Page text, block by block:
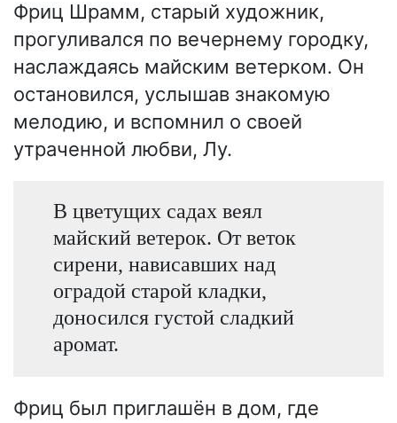
Фриц Шрамм, старый художник,
прогуливался по вечернему городку,
наслаждаясь майским ветерком. Он
остановился, услышав знакомую
мелодию, и вспомнил о своей
утраченной любви, Лу.
В цветущих садах веял
майский ветерок. От веток
сирени, нависавших над
оградой старой кладки,
доносился густой сладкий
аромат.
Фриц был приглашён в дом, где